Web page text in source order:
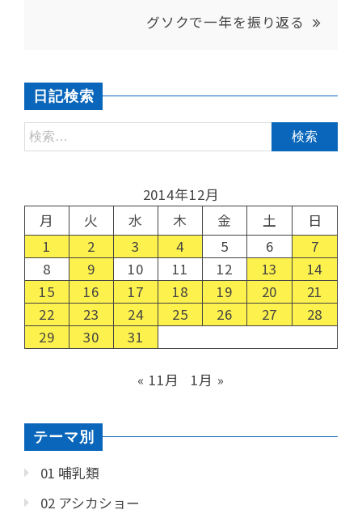
グソクで一年を振り返る
日記検索
2014年12月
月
火 水 木 金 土
日
1
2 3 4 5 6
7
8
9 10 11 12 13
14
15
16 17 18 19 20
21
22
23 24 25 26 27
28
29
30 31
« 11月 1月 »
テーマ別
01 哺乳類
02 アシカショー